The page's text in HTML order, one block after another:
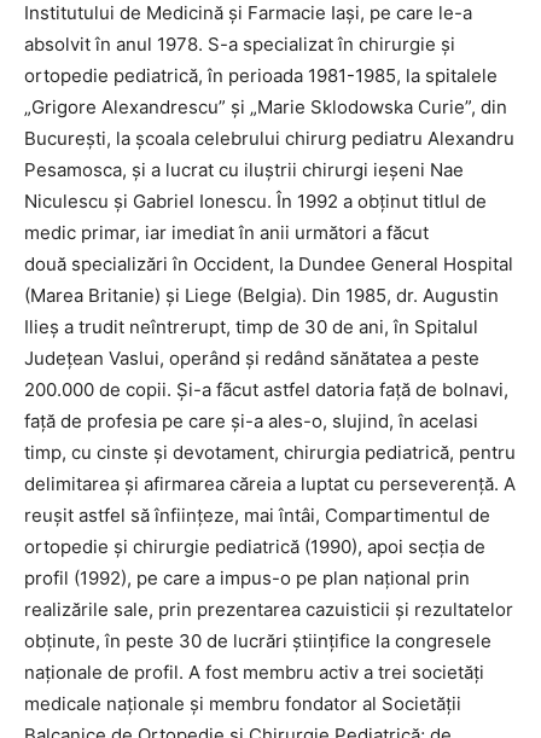
Institutului de Medicină și Farmacie Iași, pe care le-a
absolvit în anul 1978. S-a specializat în chirurgie și
ortopedie pediatrică, în perioada 1981-1985, la spitalele
„Grigore Alexandrescu” și „Marie Sklodowska Curie”, din
București, la școala celebrului chirurg pediatru Alexandru
Pesamosca, și a lucrat cu iluștrii chirurgi ieșeni Nae
Niculescu și Gabriel Ionescu. În 1992 a obținut titlul de
medic primar, iar imediat în anii următori a făcut
două specializări în Occident, la Dundee General Hospital
(Marea Britanie) și Liege (Belgia). Din 1985, dr. Augustin
Ilieș a trudit neîntrerupt, timp de 30 de ani, în Spitalul
Județean Vaslui, operând și redând sănătatea a peste
200.000 de copii. Și-a fãcut astfel datoria față de bolnavi,
față de profesia pe care și-a ales-o, slujind, în acelasi
timp, cu cinste și devotament, chirurgia pediatrică, pentru
delimitarea și afirmarea căreia a luptat cu perseverență. A
reușit astfel să înființeze, mai întâi, Compartimentul de
ortopedie și chirurgie pediatrică (1990), apoi secția de
profil (1992), pe care a impus-o pe plan național prin
realizările sale, prin prezentarea cazuisticii și rezultatelor
obținute, în peste 30 de lucrări științifice la congresele
naționale de profil. A fost membru activ a trei societăți
medicale naționale și membru fondator al Societății